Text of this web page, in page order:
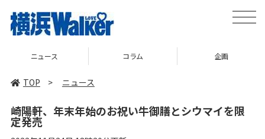
toggle
ニュース コラム 企画
TOP > ニュース
崎陽軒、年末年始のお祝い牛御膳とシウマイを限
定発売